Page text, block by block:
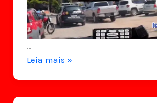
…
Polícia
Leia mais »